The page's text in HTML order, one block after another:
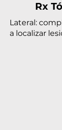
Rx
Lateral:
a localizar